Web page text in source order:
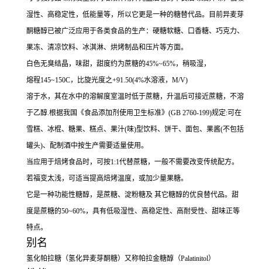
湿性、高稳定性，低能量等，所以它更是一种的糖替代品。目前异麦芽
酮糖醇已被广泛应用于各类食品的生产：硬糖软糖、口香糖、巧克力、
果冻、清凉饮料、冰淇淋、烘烤制品和压片等方面。
白色无臭结晶，味甜，甜度约为蔗糖的45%~65%，稍吸湿，
熔程145~150C，比旋光度之+91.50(4%水溶液，M/V)
溶于水，其在水中的溶解度室温时低于蔗糖，升温后可接近蔗糖，不溶
于乙醇.根据我国《食品添加剂使用卫生标准》(GB 2760-199)规定:可在
雪糕、冰棍、糖果、糕点、果汁(味)型饮料、饼干、面包、果酱(不包括
罐头)、配制酒中按生产需要适量使用。
当应用于焙烤食品时，可按1:1代替蔗糖，一般不需要改变传统配方。
若福变太浅，可适当提高焙烤温度，或加少量果糖。
它是一种功能性糖醇，是蔗糖、淀粉糖及 其它糖醇的优良替代品。甜
度是蔗糖的50~60%，具有低吸湿性、高稳定性、高耐受性、甜味正等
特点。
别名
氢化帕拉糖（氢化异麦芽酮糖）又称帕拉金糖醇（Palatinitol）